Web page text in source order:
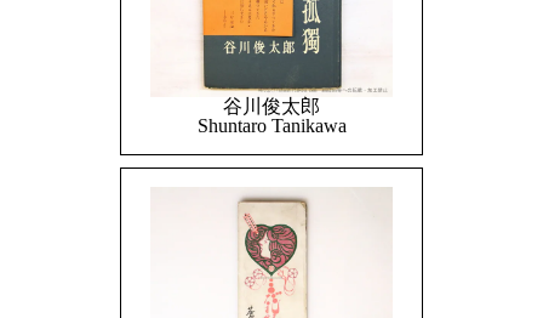
谷川俊太郎
Shuntaro Tanikawa